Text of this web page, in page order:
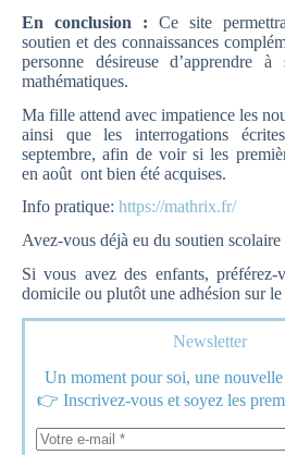
En conclusion : Ce site
soutien et des connaissances
personne désireuse d’apprendre
mathématiques.
Ma fille attend avec impatience les
ainsi que les interrogations
septembre, afin de voir si les
en août ont bien été acquises.
Info pratique: https://mathrix.fr/
Avez-vous déjà eu du soutien scolaire
Si vous avez des enfants, préférez-
domicile ou plutôt une adhésion sur le
Newsletter
Un moment pour soi, une
👉 Inscrivez-vous et soyez les